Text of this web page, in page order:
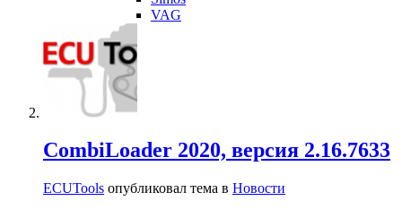
VAG
CombiLoader 2020, версия 2.16.7633
ECUTools опубликовал тема в Новости